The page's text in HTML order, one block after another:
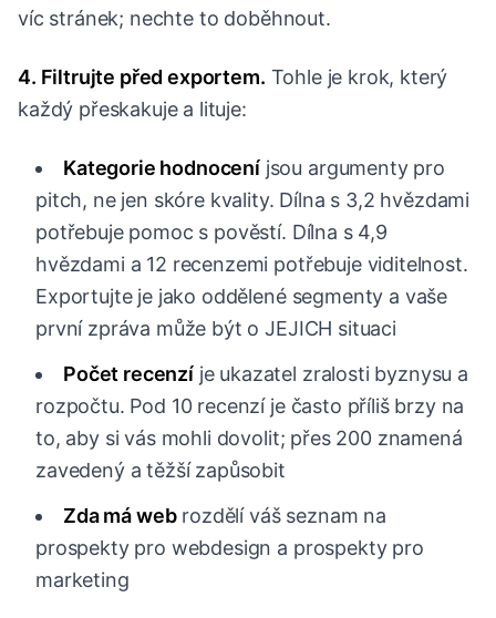
víc stránek; nechte to doběhnout.
4. Filtrujte před exportem. Tohle je krok, který
každý přeskakuje a lituje:
Kategorie hodnoceníjsou argumenty pro
pitch, ne jen skóre kvality. Dílna s 3,2 hvězdami
potřebuje pomoc s pověstí. Dílna s 4,9
hvězdami a 12 recenzemi potřebuje viditelnost.
Exportujte je jako oddělené segmenty a vaše
první zpráva může být o JEJICH situaci
Počet recenzíje ukazatel zralosti byznysu a
rozpočtu. Pod 10 recenzí je často příliš brzy na
to, aby si vás mohli dovolit; přes 200 znamená
zavedený a těžší zapůsobit
Zda má webrozdělí váš seznam na
prospekty pro webdesign a prospekty pro
marketing